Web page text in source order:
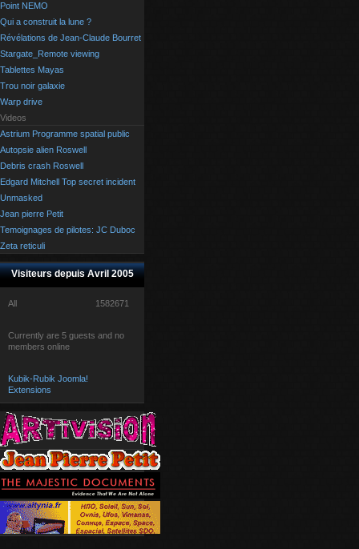
Point NEMO
Qui a construit la lune ?
Révélations de Jean-Claude Bourret
Stargate_Remote viewing
Tablettes Mayas
Trou noir galaxie
Warp drive
Videos
Astrium Programme spatial public
Autopsie alien Roswell
Debris crash Roswell
Edgard Mitchell Top secret incident
Unmasked
Jean pierre Petit
Temoignages de pilotes: JC Duboc
Zeta reticuli
Visiteurs depuis Avril 2005
All 1582671
Currently are 5 guests and no
members online
Kubik-Rubik Joomla!
Extensions